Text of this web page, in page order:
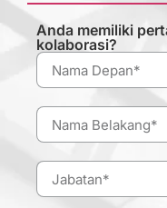
Anda memiliki
kolaborasi?